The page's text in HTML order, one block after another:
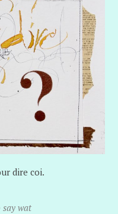
dire coi.
say wat